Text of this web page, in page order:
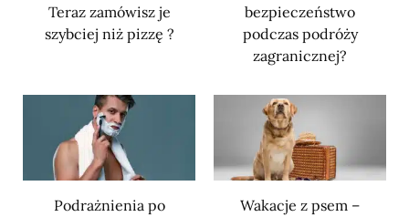
Teraz zamówisz je
szybciej niż pizzę ?
bezpieczeństwo
podczas podróży
zagranicznej?
Podrażnienia po
Wakacje z psem –